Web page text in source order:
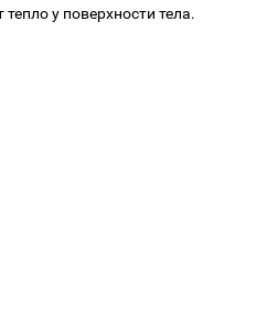
у поверхности тела.